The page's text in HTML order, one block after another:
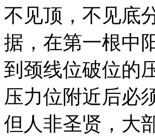
不见顶，不见底
据，在第一根中
到颈线位破位的
压力位附近后必
但人非圣贤，大